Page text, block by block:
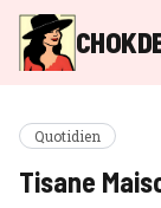
Quotidien
Tisane